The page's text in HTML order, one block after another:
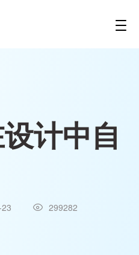
计中自
299282